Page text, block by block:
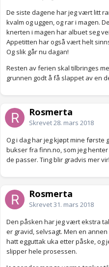
De siste dagene har jeg vært litt
kvalm og uggen, og rar i magen.
knerten i magen har albuet seg
Appetitten har også vært helt
Og slik går nu dagan!
Resten av ferien skal tilbringes
grunnen godt å få slappet av en
Rosmerta
Skrevet28. mars 2018
Og i dag har jeg kjøpt mine
bukser fra finn.no, som jeg
de passer. Ting blir gradvis mer
Rosmerta
Skrevet31. mars 2018
Den påsken har jeg vært ekstra
er gravid, selvsagt. Men en
hatt egguttak uka etter påske, og
slipper hele prosessen.